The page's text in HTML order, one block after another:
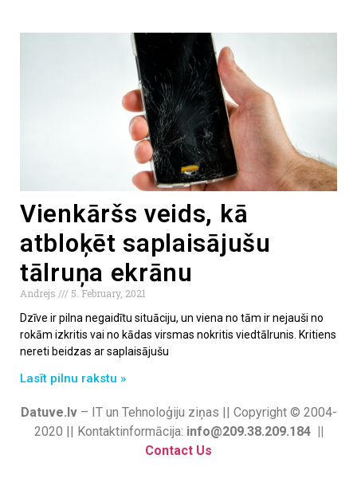
Vienkāršs veids, kā
atbloķēt saplaisājušu
tālruņa ekrānu
Andrejs
5. February, 2021
Dzīve ir pilna negaidītu situāciju, un viena no tām ir nejauši no
rokām izkritis vai no kādas virsmas nokritis viedtālrunis. Kritiens
nereti beidzas ar saplaisājušu
Lasīt pilnu rakstu »
Datuve.lv– IT un Tehnoloģiju ziņas || Copyright © 2004-
2020 || Kontaktinformācija: info@209.38.209.184 ||
Contact Us